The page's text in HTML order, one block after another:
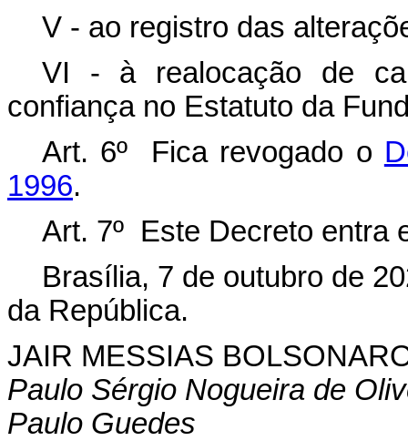
V - ao registro das
VI - à realocação de
confiança no Estatuto da
Art. 6º Fica revogado o
1996.
Art. 7º Este Decreto entra
Brasília, 7 de outubro de
da República.
JAIR MESSIAS
Paulo Sérgio Nogueira de
Paulo Guedes